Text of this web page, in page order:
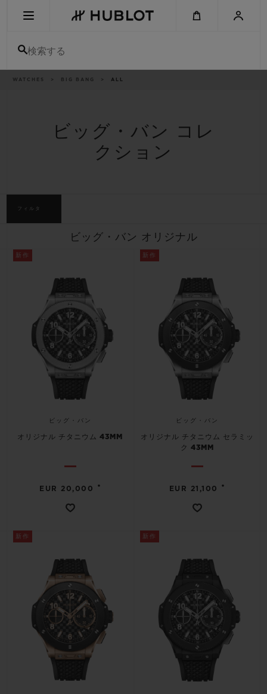
検索する
パ
WATCHES BIG BANG ALL
ビッグ・バン コレ
クション
フィルタ
ビッグ・バン オリジナル
新作
ビッグ・バン
オリジナル チタニウム 43MM
EUR 20,000 •
新作
ビッグ・バン
オリジナル チタニウム セラミッ
ク 43MM
EUR 21,100 •
新作 新作
ミック
エッセンシャル
特別なサービス
5＋5年保証
配送日数
送料＆返品無料
お問い合わせ